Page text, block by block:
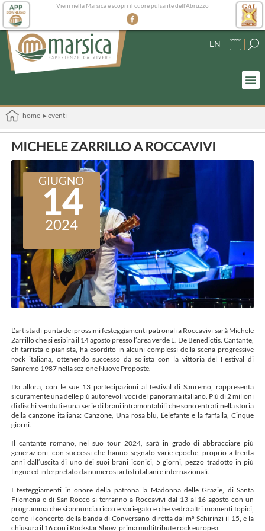
Vieni nella Marsica e scopri il cuore pulsante dell'Abruzzo
EN
home ▸ eventi
MICHELE ZARRILLO A ROCCAVIVI
GIUGNO
14
2024
L’artista di punta dei prossimi festeggiamenti patronali a Roccavivi sarà Michele
Zarrillo che si esibirà il 14 agosto presso l’area verde E. De Benedictis. Cantante,
chitarrista e pianista, ha esordito in alcuni complessi della scena progressive
rock italiana, ottenendo successo da solista con la vittoria del Festival di
Sanremo 1987 nella sezione Nuove Proposte.
Da allora, con le sue 13 partecipazioni al festival di Sanremo, rappresenta
sicuramente una delle più autorevoli voci del panorama italiano. Più di 2 milioni
di dischi venduti e una serie di brani intramontabili che sono entrati nella storia
della canzone italiana: Canzone, Una rosa blu, L’elefante e la farfalla, Cinque
giorni.
Il cantante romano, nel suo tour 2024, sarà in grado di abbracciare più
generazioni, con successi che hanno segnato varie epoche, proprio a trenta
anni dall’uscita di uno dei suoi brani iconici, 5 giorni, pezzo tradotto in più
lingue ed interpretato da numerosi artisti italiani e internazionali.
I festeggiamenti in onore della patrona la Madonna delle Grazie, di Santa
Filomena e di San Rocco si terranno a Roccavivi dal 13 al 16 agosto con un
programma che si annuncia ricco e variegato e che vedrà altri momenti topici,
come il concerto della banda di Conversano diretta dal mº Schirinzi il 15, e la
chiusura il 16 con i Rockstar Show, prima multitribute rock europea.